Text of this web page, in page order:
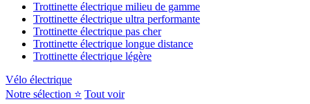
Trottinette électrique milieu de gamme
Trottinette électrique ultra performante
Trottinette électrique pas cher
Trottinette électrique longue distance
Trottinette électrique légère
Vélo électrique
Notre sélection ⭐ Tout voir